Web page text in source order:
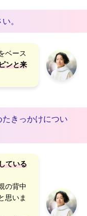
。
ベース
ンと来
きっかけについ
ている
の背中
思いま